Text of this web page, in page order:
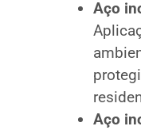
Aço
Aço